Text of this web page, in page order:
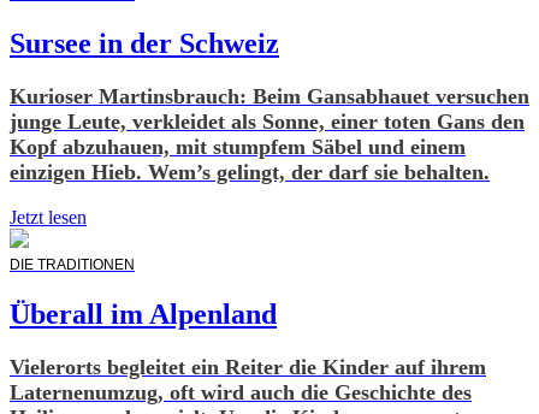
Sursee in der Schweiz
Kurioser Martinsbrauch: Beim Gansabhauet versuchen
junge Leute, verkleidet als Sonne, einer toten Gans den
Kopf abzuhauen, mit stumpfem Säbel und einem
einzigen Hieb. Wem’s gelingt, der darf sie behalten.
Jetzt lesen
DIE TRADITIONEN
Überall im Alpenland
Vielerorts begleitet ein Reiter die Kinder auf ihrem
Laternenumzug, oft wird auch die Geschichte des